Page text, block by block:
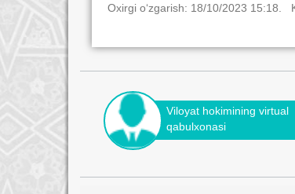
Oxirgi o‘zgarish: 18/10/2023 15:18.
Viloyat hokimining virtual
qabulxonasi